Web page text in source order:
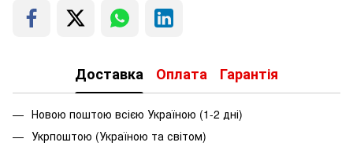
Доставка Оплата Гарантія
Новою поштою всією Україною (1-2 дні)
Укрпоштою (Україною та світом)